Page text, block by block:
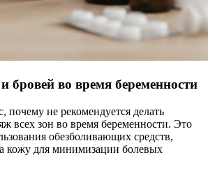
бровей во время беременности
почему не рекомендуется делать
всех зон во время беременности. Это
обезболивающих средств,
кожу для минимизации болевых